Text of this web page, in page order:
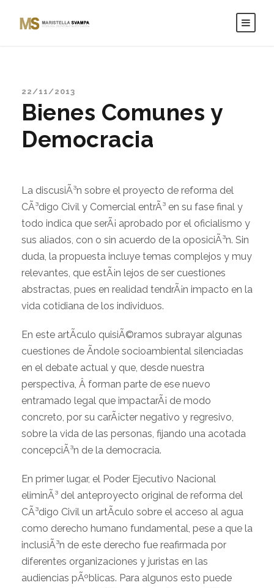
22/11/2013
Bienes Comunes y
Democracia
La discusiÃ³n sobre el proyecto de reforma del
CÃ³digo Civil y Comercial entrÃ³ en su fase final y
todo indica que serÃ¡ aprobado por el oficialismo y
sus aliados, con o sin acuerdo de la oposiciÃ³n. Sin
duda, la propuesta incluye temas complejos y muy
relevantes, que estÃ¡n lejos de ser cuestiones
abstractas, pues en realidad tendrÃ¡n impacto en la
vida cotidiana de los individuos.
En este artÃ­culo quisiÃ©ramos subrayar algunas
cuestiones de Ã­ndole socioambiental silenciadas
en el debate actual y que, desde nuestra
perspectiva, Â forman parte de ese nuevo
entramado legal que impactarÃ¡ de modo
concreto, por su carÃ¡cter negativo y regresivo,
sobre la vida de las personas, fijando una acotada
concepciÃ³n de la democracia.
En primer lugar, el Poder Ejecutivo Nacional
eliminÃ³ del anteproyecto original de reforma del
CÃ³digo Civil un artÃ­culo sobre el acceso al agua
como derecho humano fundamental, pese a que la
inclusiÃ³n de este derecho fue reafirmada por
diferentes organizaciones y juristas en las
audiencias pÃºblicas. Para algunos esto puede